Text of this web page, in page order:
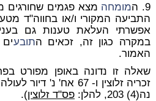
9. ה
מומחה מצא פגמים
התביעה המקורי ו/או בחווה"ד
אפשרתי העלאת טענות גם
במקרה כגון זה, זכאים התובע
האמור.
זכריה זלוצין ו- 67 אח' נ' דיור לעולה בע"מ, ו
נה(4) 203, להלן:
פס"ד זלוצין).